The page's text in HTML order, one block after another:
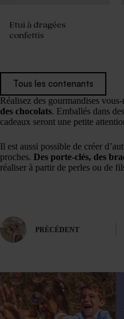
Etui à dragées
confettis
Tous les contenants
Réalisez des gourmandises
des chocolats. Emballés dans
cadeaux seront une petite
Il est aussi possible de créer
proches. Des porte-clés, des
réaliser à partir de perles ou de
PRÉCÉDENT